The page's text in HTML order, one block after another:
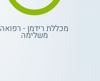
מכללת רידמן - רפואה
משלימה